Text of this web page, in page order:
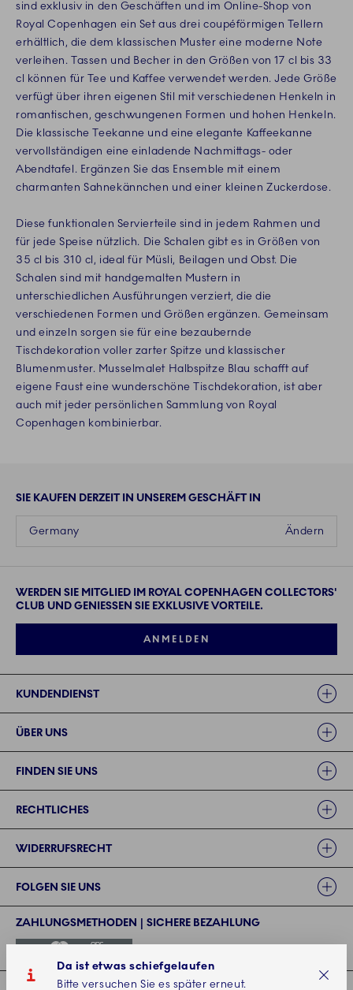
sind exklusiv in den Geschäften und im Online-Shop von
Royal Copenhagen ein Set aus drei coupéförmigen Tellern
erhältlich, die dem klassischen Muster eine moderne Note
verleihen. Tassen und Becher in den Größen von 17 cl bis 33
cl können für Tee und Kaffee verwendet werden. Jede Größe
verfügt über ihren eigenen Stil mit verschiedenen Henkeln in
romantischen, geschwungenen Formen und hohen Henkeln.
Die klassische Teekanne und eine elegante Kaffeekanne
vervollständigen eine einladende Nachmittags- oder
Abendtafel. Ergänzen Sie das Ensemble mit einem
charmanten Sahnekännchen und einer kleinen Zuckerdose.
Diese funktionalen Servierteile sind in jedem Rahmen und
für jede Speise nützlich. Die Schalen gibt es in Größen von
35 cl bis 310 cl, ideal für Müsli, Beilagen und Obst. Die
Schalen sind mit handgemalten Mustern in
unterschiedlichen Ausführungen verziert, die die
verschiedenen Formen und Größen ergänzen. Gemeinsam
und einzeln sorgen sie für eine bezaubernde
Tischdekoration voller zarter Spitze und klassischer
Blumenmuster. Musselmalet Halbspitze Blau schafft auf
eigene Faust eine wunderschöne Tischdekoration, ist aber
auch mit jeder persönlichen Sammlung von Royal
Copenhagen kombinierbar.
SIE KAUFEN DERZEIT IN UNSEREM GESCHÄFT IN
Ändern
Germany
WERDEN SIE MITGLIED IM ROYAL COPENHAGEN COLLECTORS'
CLUB UND GENIESSEN SIE EXKLUSIVE VORTEILE.
ANMELDEN
KUNDENDIENST
ÜBER UNS
FINDEN SIE UNS
RECHTLICHES
WIDERRUFSRECHT
FOLGEN SIE UNS
ZAHLUNGSMETHODEN | SICHERE BEZAHLUNG
Da ist etwas schiefgelaufen
Bitte versuchen Sie es später erneut.